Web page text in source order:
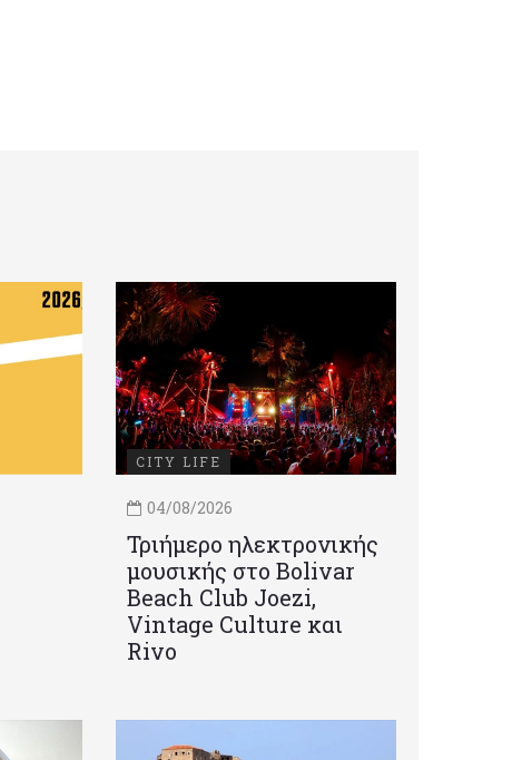
CITY LIFE
04/08/2026
Τριήμερο ηλεκτρονικής
μουσικής στο Bolivar
Beach Club Joezi,
Vintage Culture και
Rivo